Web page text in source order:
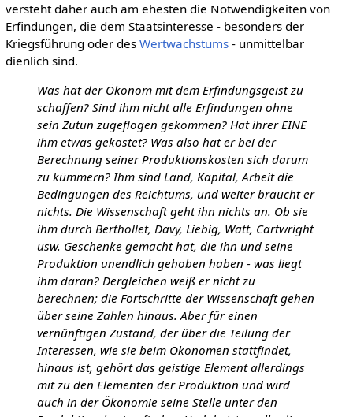
versteht daher auch am ehesten die Notwendigkeiten von
Erfindungen, die dem Staatsinteresse - besonders der
Kriegsführung oder des Wertwachstums- unmittelbar
dienlich sind.
Was hat der Ökonom mit dem Erfindungsgeist zu
schaffen? Sind ihm nicht alle Erfindungen ohne
sein Zutun zugeflogen gekommen? Hat ihrer EINE
ihm etwas gekostet? Was also hat er bei der
Berechnung seiner Produktionskosten sich darum
zu kümmern? Ihm sind Land, Kapital, Arbeit die
Bedingungen des Reichtums, und weiter braucht er
nichts. Die Wissenschaft geht ihn nichts an. Ob sie
ihm durch Berthollet, Davy, Liebig, Watt, Cartwright
usw. Geschenke gemacht hat, die ihn und seine
Produktion unendlich gehoben haben - was liegt
ihm daran? Dergleichen weiß er nicht zu
berechnen; die Fortschritte der Wissenschaft gehen
über seine Zahlen hinaus. Aber für einen
vernünftigen Zustand, der über die Teilung der
Interessen, wie sie beim Ökonomen stattfindet,
hinaus ist, gehört das geistige Element allerdings
mit zu den Elementen der Produktion und wird
auch in der Ökonomie seine Stelle unter den